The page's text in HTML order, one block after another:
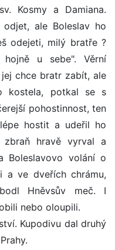
Kosmy a Damiana.
ale Boleslav ho
odejeti, milý bratře ?
u sebe". Věrní
chce bratr zabít, ale
kostela, potkal se s
pohostinnost, ten
hostit a udeřil ho
zbraň hravě vyrval a
Boleslavovo volání o
a ve dveřích chrámu,
Hněvsův meč. I
nebo oloupili.
Kupodivu dal druhý